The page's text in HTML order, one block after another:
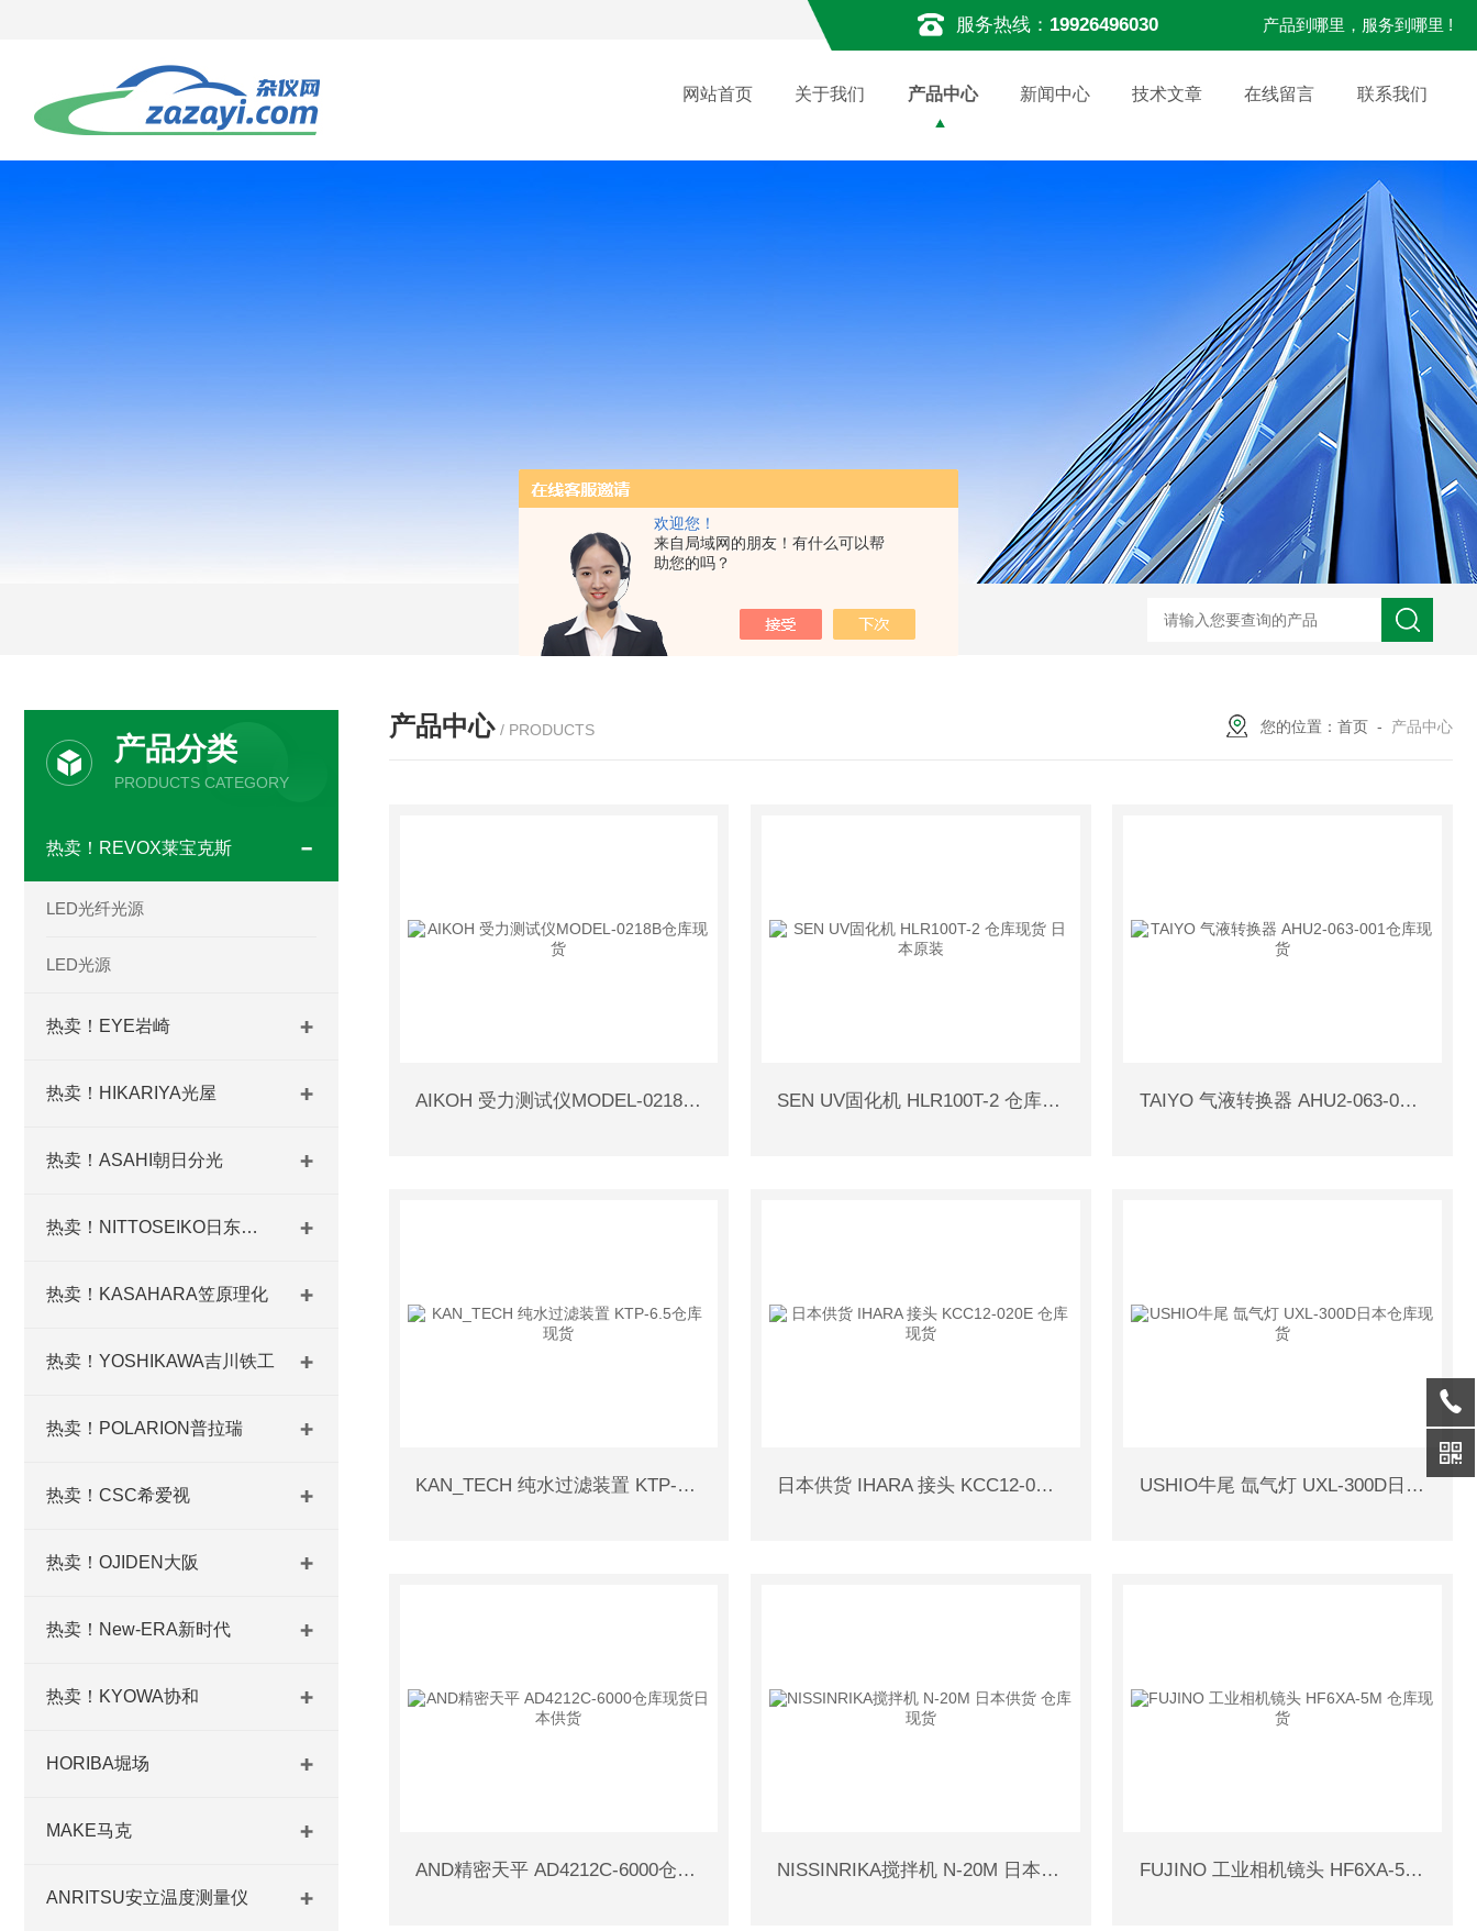
欢迎您！
来自局域网的朋友！有什么可以帮
助您的吗？
服务热线： 19926496030 产品到哪里，服务到哪里 !
网站首页 关于我们 产品中心 新闻中心 技术文章 在线留言 联系我们
产品分类
PRODUCTS CATEGORY
热卖！REVOX莱宝克斯
LED光纤光源
LED光源
热卖！EYE岩崎
热卖！HIKARIYA光屋
热卖！ASAHI朝日分光
热卖！NITTOSEIKO日东精工
热卖！KASAHARA笠原理化
热卖！YOSHIKAWA吉川铁工
热卖！POLARION普拉瑞
热卖！CSC希爱视
热卖！OJIDEN大阪
热卖！New-ERA新时代
热卖！KYOWA协和
HORIBA堀场
MAKE马克
ANRITSU安立温度测量仪
产品中心 / PRODUCTS 您的位置： 首页 - 产品中心
AIKOH 受力测试仪MODEL-0218B仓库现货 SEN UV固化机 HLR100T-2 仓库现货 日本原装 TAIYO 气液转换器 AHU2-063-001仓库现货
KAN_TECH 纯水过滤装置 KTP-6.5仓库现货 日本供货 IHARA 接头 KCC12-020E 仓库现货 USHIO牛尾 氙气灯 UXL-300D日本仓库现货
AND精密天平 AD4212C-6000仓库现货日本供货 NISSINRIKA搅拌机 N-20M 日本供货 仓库现货 FUJINO 工业相机镜头 HF6XA-5M 仓库现货